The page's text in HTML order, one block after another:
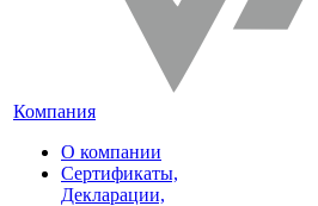
Компания
О компании
Сертификаты,
Декларации,